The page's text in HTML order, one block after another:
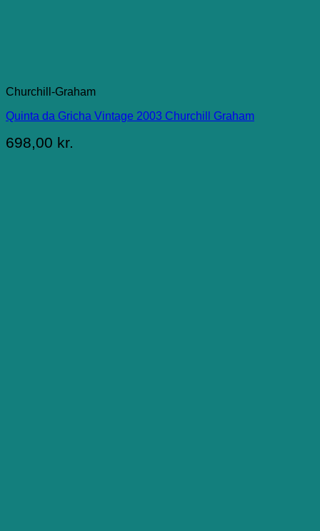
Churchill-Graham
Quinta da Gricha Vintage 2003 Churchill Graham
698,00 kr.